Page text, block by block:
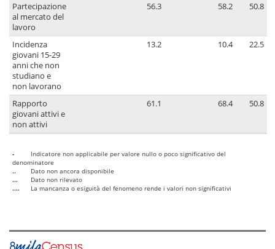
Partecipazione
al mercato del
lavoro
56.3 58.2 50.8
Incidenza
giovani 15-29
anni che non
studiano e
non lavorano
13.2 10.4 22.5
Rapporto
giovani attivi e
non attivi
61.1 68.4 50.8
-
Indicatore non applicabile per valore nullo o poco significativo del
denominatore
..
Dato non ancora disponibile
...
Dato non rilevato
....
La mancanza o esiguità del fenomeno rende i valori non significativi